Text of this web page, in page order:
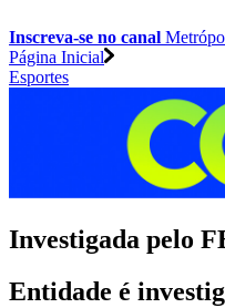
Inscreva-se no canal
Página Inicial
Esportes
Investigada pelo
Entidade é